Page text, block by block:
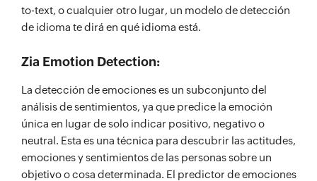
to-text, o cualquier otro lugar, un modelo de detección
de idioma te dirá en qué idioma está.
Zia Emotion Detection:
La detección de emociones es un subconjunto del
análisis de sentimientos, ya que predice la emoción
única en lugar de solo indicar positivo, negativo o
neutral. Esta es una técnica para descubrir las actitudes,
emociones y sentimientos de las personas sobre un
objetivo o cosa determinada. El predictor de emociones